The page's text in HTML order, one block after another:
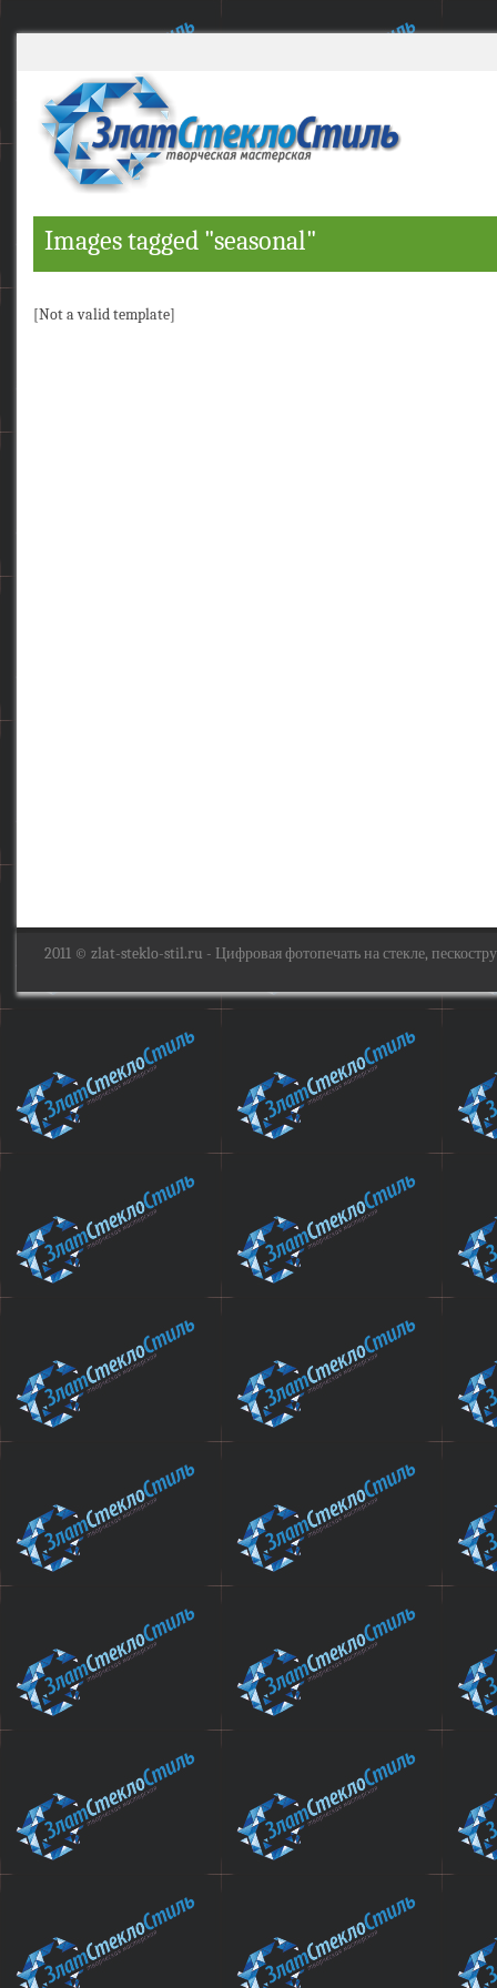
Images tagged "seasonal"
[Not a valid template]
2011 © zlat-steklo-stil.ru - Цифровая фотопечать на стекле,